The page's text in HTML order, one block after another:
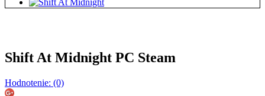
Shift At Midnight PC Steam
Hodnotenie: (0)